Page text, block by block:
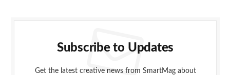
Subscribe to Updates
Get the latest creative news from SmartMag about